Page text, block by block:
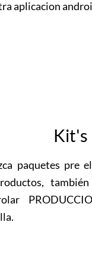
aplicacion
Kit's
paquetes pre